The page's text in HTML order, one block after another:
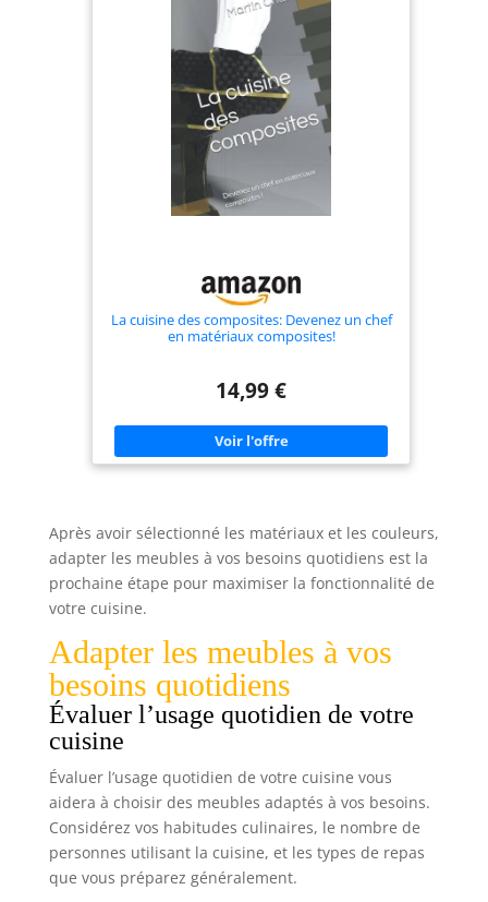
GARANTIE 5 ANS : Certains de la qualité de nos
matériaux, notre gamme deco bin est garantie 5
ans. Votre satisfaction est notre priorité, n'hésitez
pas à contacter notre service consommateur si
vous avez la moindre question.
La cuisine des composites: Devenez un chef
en matériaux composites!
14,99 €
Après avoir sélectionné les matériaux et les couleurs,
adapter les meubles à vos besoins quotidiens est la
prochaine étape pour maximiser la fonctionnalité de
votre cuisine.
Adapter les meubles à vos
besoins quotidiens
Évaluer l’usage quotidien de votre
cuisine
Évaluer l’usage quotidien de votre cuisine vous
aidera à choisir des meubles adaptés à vos besoins.
Considérez vos habitudes culinaires, le nombre de
personnes utilisant la cuisine, et les types de repas
que vous préparez généralement.